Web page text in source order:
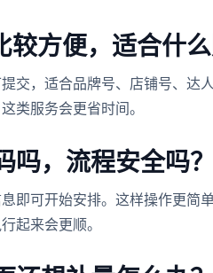
方便，适合什么
交，适合品牌号、店铺号、
类服务会更省时间。
，流程安全吗？
即可开始安排。这样操作更简
起来会更顺。